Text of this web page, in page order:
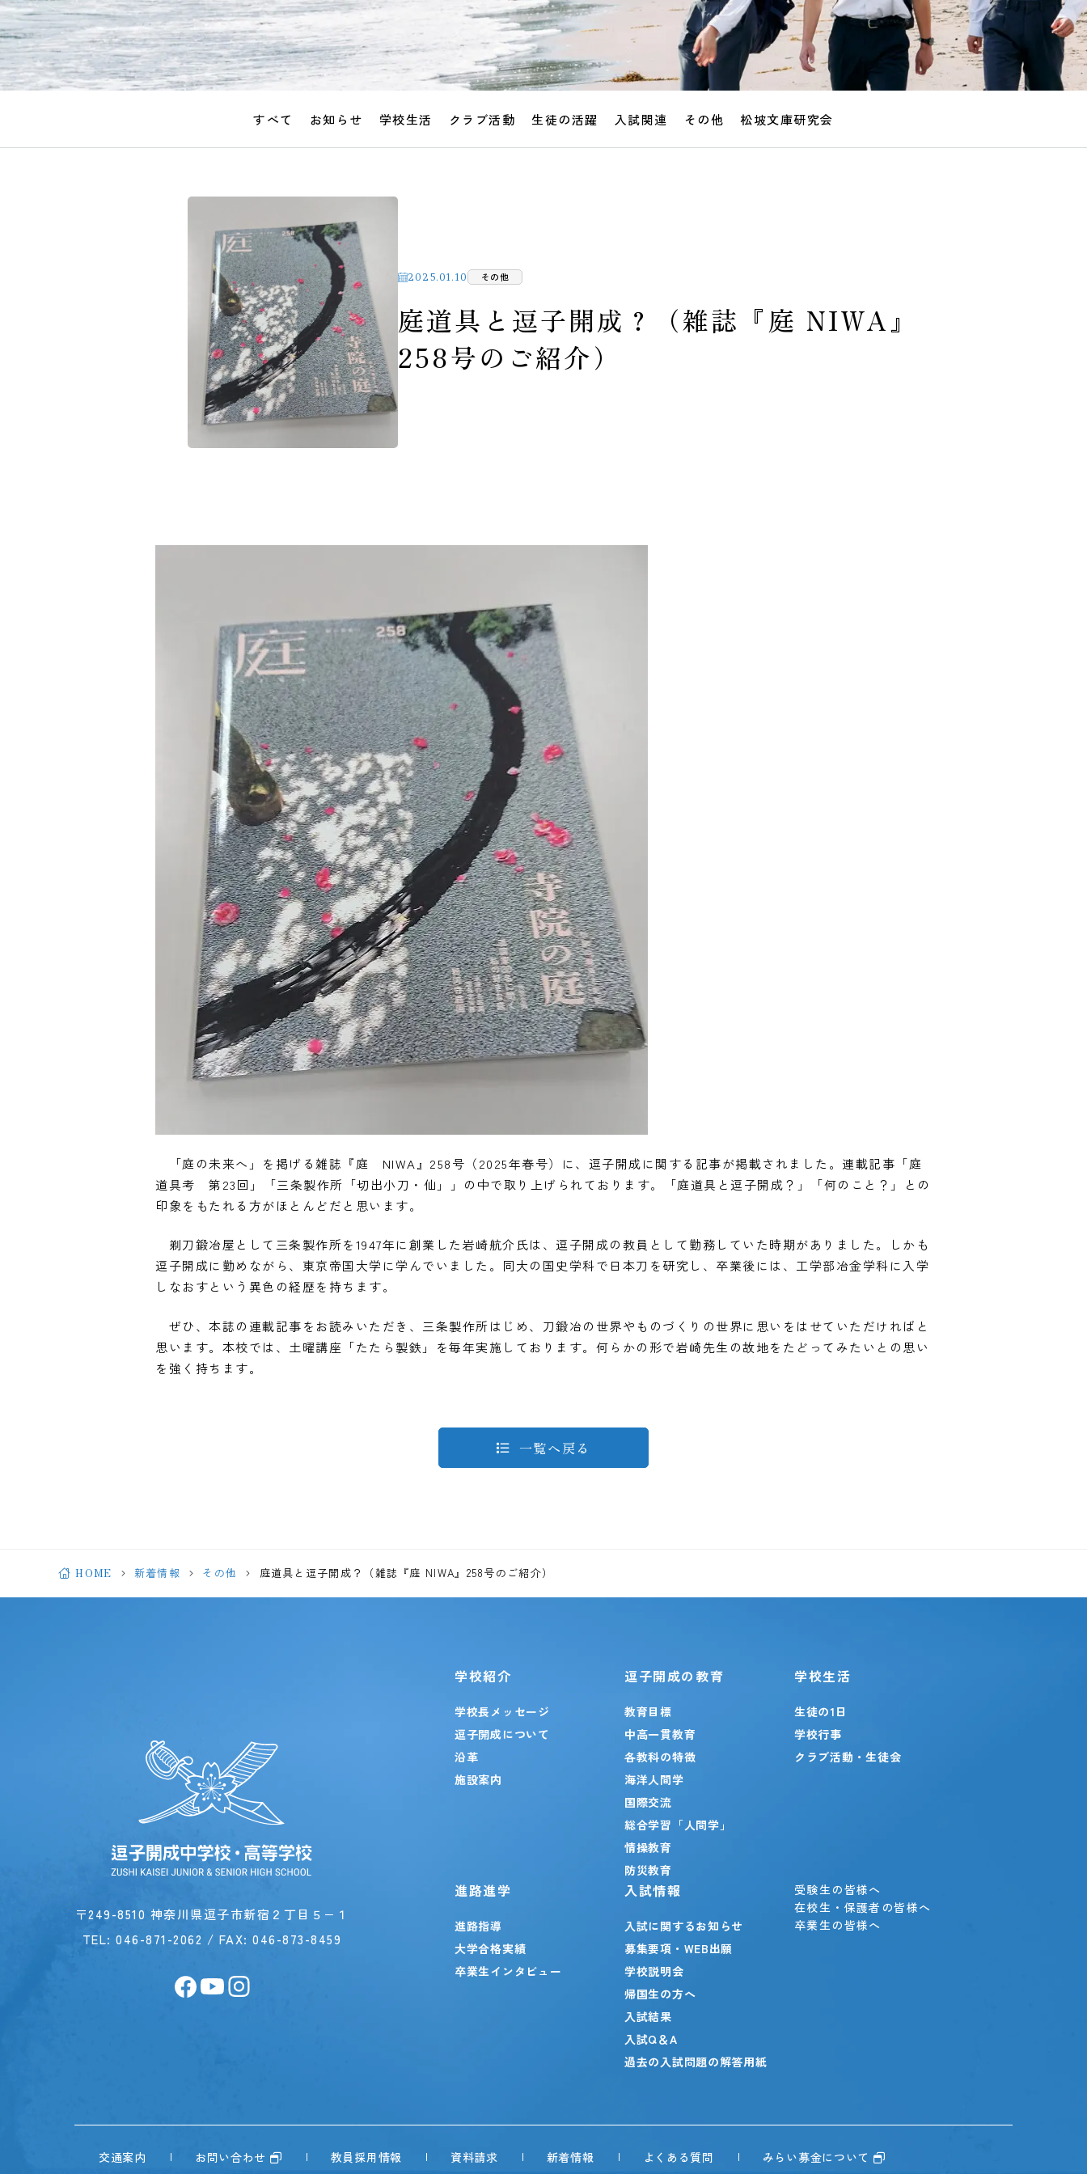
すべて お知らせ 学校生活 クラブ活動 生徒の活躍 入試関連 その他 松坡文庫研究会
2025.01.10 その他
庭道具と逗子開成？（雑誌『庭 NIWA』
258号のご紹介）
「庭の未来へ」を掲げる雑誌『庭 NIWA』258号（2025年春号）に、逗子開成に関する記事が掲載されました。連載記事「庭
道具考 第23回」「三条製作所「切出小刀・仙」」の中で取り上げられております。「庭道具と逗子開成？」「何のこと？」との
印象をもたれる方がほとんどだと思います。
剃刀鍛冶屋として三条製作所を1947年に創業した岩崎航介氏は、逗子開成の教員として勤務していた時期がありました。しかも
逗子開成に勤めながら、東京帝国大学に学んでいました。同大の国史学科で日本刀を研究し、卒業後には、工学部冶金学科に入学
しなおすという異色の経歴を持ちます。
ぜひ、本誌の連載記事をお読みいただき、三条製作所はじめ、刀鍛冶の世界やものづくりの世界に思いをはせていただければと
思います。本校では、土曜講座「たたら製鉄」を毎年実施しております。何らかの形で岩崎先生の故地をたどってみたいとの思い
を強く持ちます。
一覧へ戻る
HOME 新着情報 その他 庭道具と逗子開成？（雑誌『庭 NIWA』258号のご紹介）
〒249-8510 神奈川県逗子市新宿２丁目５−１
TEL:046-871-2062 / FAX: 046-873-8459
受験生の皆様へ
在校生・保護者の皆様へ
卒業生の皆様へ
学校紹介
学校長メッセージ
逗子開成について
沿革
施設案内
逗子開成の教育
教育目標
中高一貫教育
各教科の特徴
海洋人間学
国際交流
総合学習「人間学」
情操教育
防災教育
学校生活
生徒の1日
学校行事
クラブ活動・生徒会
進路進学
進路指導
大学合格実績
卒業生インタビュー
入試情報
入試に関するお知らせ
募集要項・WEB出願
学校説明会
帰国生の方へ
入試結果
入試Q＆A
過去の入試問題の解答用紙
交通案内 お問い合わせ 教員採用情報 資料請求 新着情報 よくある質問 みらい募金について